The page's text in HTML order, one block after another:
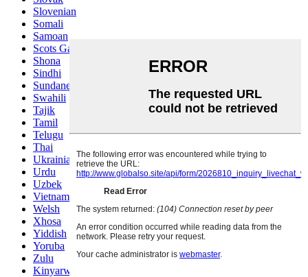
Slovenian
Somali
Samoan
Scots Gaelic
Shona
Sindhi
Sundanese
Swahili
Tajik
Tamil
Telugu
Thai
Ukrainian
Urdu
Uzbek
Vietnamese
Welsh
Xhosa
Yiddish
Yoruba
Zulu
Kinyarwanda